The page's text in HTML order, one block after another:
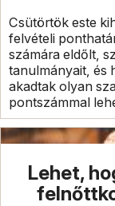
Csütörtök este
felvételi
számára eldőlt,
tanulmányait, és
akadtak olyan
pontszámmal
Lehet,